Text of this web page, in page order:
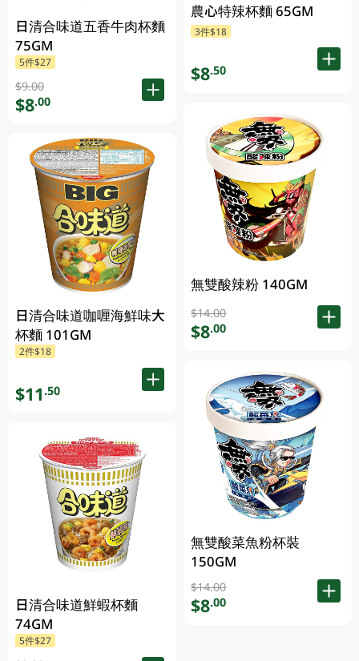
日清合味道五香牛肉杯麵
75GM
5件$27
$9.00
$8.00
日清合味道咖喱海鮮味大
杯麵 101GM
2件$18
$11.50
日清合味道鮮蝦杯麵
74GM
5件$27
農心特辣杯麵 65GM
3件$18
$8.50
無雙酸辣粉 140GM
$14.00
$8.00
無雙酸菜魚粉杯裝
150GM
$14.00
$8.00